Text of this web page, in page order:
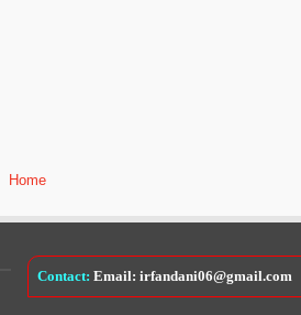
Home
Contact: Email: irfandani06@gmail.com